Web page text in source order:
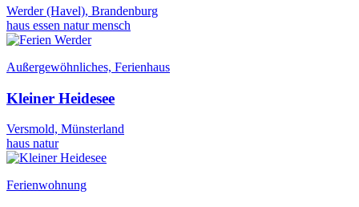
Werder (Havel), Brandenburg
haus essen natur mensch
Außergewöhnliches, Ferienhaus
Kleiner Heidesee
Versmold, Münsterland
haus natur
Ferienwohnung